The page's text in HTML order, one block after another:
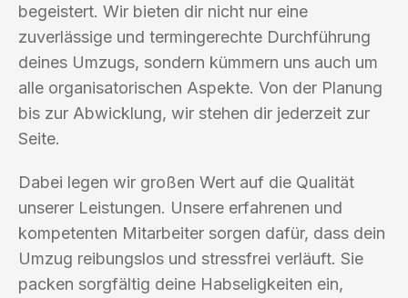
begeistert. Wir bieten dir nicht nur eine
zuverlässige und termingerechte Durchführung
deines Umzugs, sondern kümmern uns auch um
alle organisatorischen Aspekte. Von der Planung
bis zur Abwicklung, wir stehen dir jederzeit zur
Seite.
Dabei legen wir großen Wert auf die Qualität
unserer Leistungen. Unsere erfahrenen und
kompetenten Mitarbeiter sorgen dafür, dass dein
Umzug reibungslos und stressfrei verläuft. Sie
packen sorgfältig deine Habseligkeiten ein,